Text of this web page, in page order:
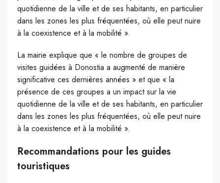
quotidienne de la ville et de ses habitants, en particulier
dans les zones les plus fréquentées, où elle peut nuire
à la coexistence et à la mobilité ».
La mairie explique que « le nombre de groupes de
visites guidées à Donostia a augmenté de manière
significative ces dernières années » et que « la
présence de ces groupes a un impact sur la vie
quotidienne de la ville et de ses habitants, en particulier
dans les zones les plus fréquentées, où elle peut nuire
à la coexistence et à la mobilité ».
Recommandations pour les guides
touristiques